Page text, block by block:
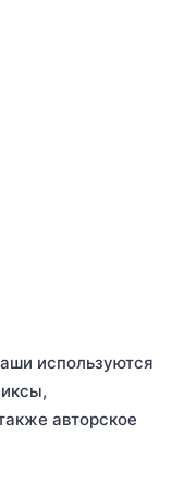
используются
авторское